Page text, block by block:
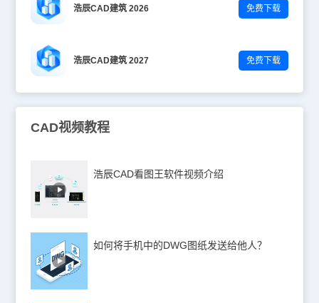
浩辰CAD建筑 2026 免费下载
浩辰CAD建筑 2027 免费下载
CAD视频教程
浩辰CAD看图王软件视频介绍
如何将手机中的DWG图纸发送给他人？